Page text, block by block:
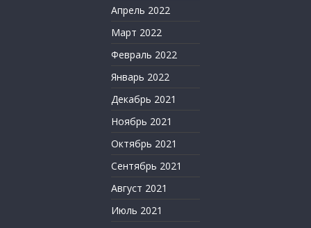
Апрель 2022
Март 2022
Февраль 2022
Январь 2022
Декабрь 2021
Ноябрь 2021
Октябрь 2021
Сентябрь 2021
Август 2021
Июль 2021